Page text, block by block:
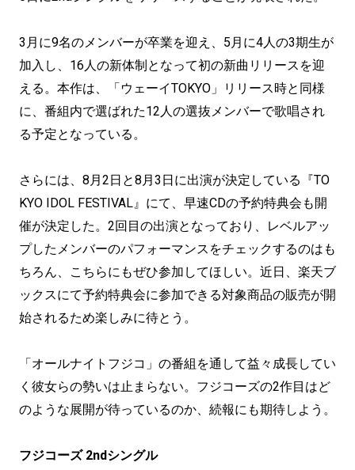
3月に9名のメンバーが卒業を迎え、5月に4人の3期生が
加入し、16人の新体制となって初の新曲リリースを迎
える。本作は、「ウェーイTOKYO」リリース時と同様
に、番組内で選ばれた12人の選抜メンバーで歌唱され
る予定となっている。
さらには、8月2日と8月3日に出演が決定している『TO
KYO IDOL FESTIVAL』にて、早速CDの予約特典会も開
催が決定した。2回目の出演となっており、レベルアッ
プしたメンバーのパフォーマンスをチェックするのはも
ちろん、こちらにもぜひ参加してほしい。近日、楽天ブ
ックスにて予約特典会に参加できる対象商品の販売が開
始されるため楽しみに待とう。
「オールナイトフジコ」の番組を通して益々成長してい
く彼女らの勢いは止まらない。フジコーズの2作目はど
のような展開が待っているのか、続報にも期待しよう。
フジコーズ 2ndシングル